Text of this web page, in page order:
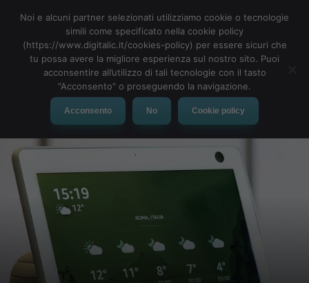
MENU
Noi e alcuni partner selezionati utilizziamo cookie o tecnologie
simili come specificato nella cookie policy
(https://www.digitalic.it/cookies-policy) per essere sicuri che
tu possa avere la migliore esperienza sul nostro sito. Puoi
acconsentire all’utilizzo di tali tecnologie con il tasto
"Acconsento" o proseguendo la navigazione.
Acconsento No Cookie policy